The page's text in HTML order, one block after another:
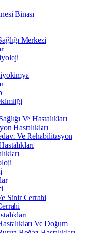
Binası
Merkezi
Ve Hastalıkları
Hastalıkları
Ve Rehabilitasyon
Sinir Cerrahi
Ve Doğum